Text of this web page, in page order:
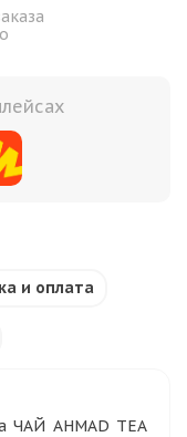
и оплата
ЧАЙ AHMAD TEA